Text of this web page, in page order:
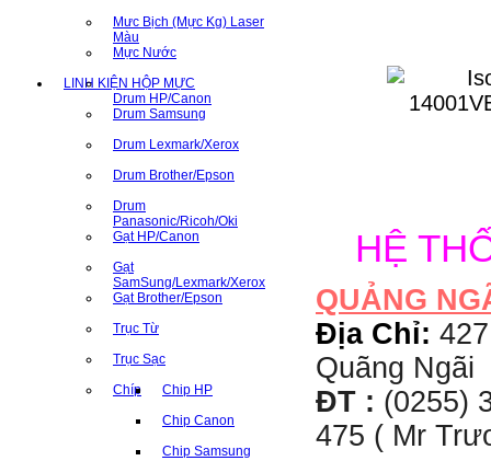
Mưc Bịch (Mực Kg) Laser
Màu
Mực Nước
LINH KIỆN HỘP MỰC
Drum HP/Canon
Drum Samsung
Drum Lexmark/Xerox
Drum Brother/Epson
Drum
Panasonic/Ricoh/Oki
Gạt HP/Canon
Gạt
SamSung/Lexmark/Xerox
Gạt Brother/Epson
Trục Từ
Trục Sạc
Chíp Chip HP
Chip Canon
Chip Samsung
HỆ
QUẢNG
Địa Chỉ:
Quãng Ngãi
ĐT : (0255)
475 ( Mr